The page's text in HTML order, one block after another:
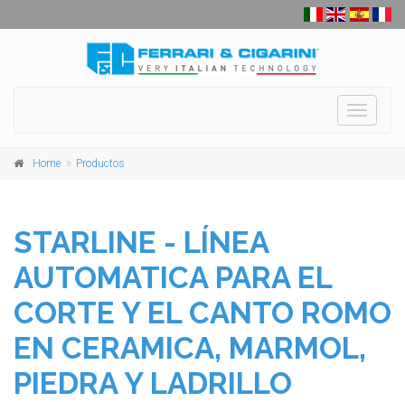
Toggle
Home Productos
STARLINE - LÍNEA
AUTOMATICA PARA EL
CORTE Y EL CANTO ROMO
EN CERAMICA, MARMOL,
PIEDRA Y LADRILLO